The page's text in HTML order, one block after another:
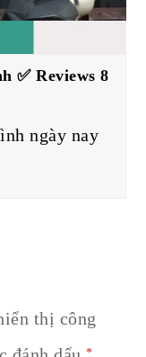
✅ Reviews 8
ngày nay
thị công
*